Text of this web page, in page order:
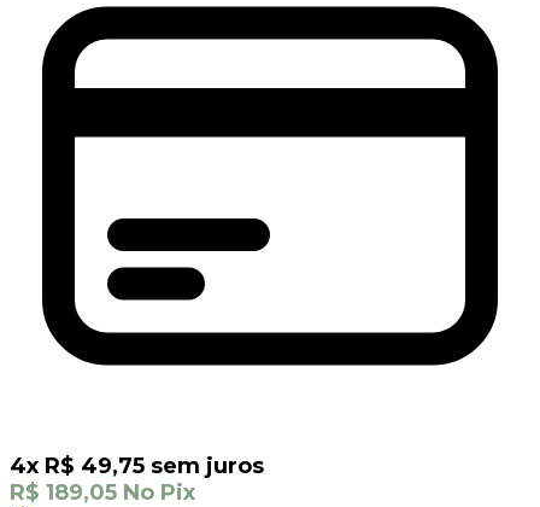
4x R$ 49,75 sem juros
R$ 189,05 No Pix